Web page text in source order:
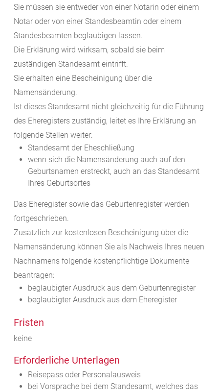
Sie müssen sie entweder von einer Notarin oder einem
Notar oder von einer Standesbeamtin oder einem
Standesbeamten beglaubigen lassen.
Die Erklärung wird wirksam, sobald sie beim
zuständigen Standesamt eintrifft.
Sie erhalten eine Bescheinigung über die
Namensänderung.
Ist dieses Standesamt nicht gleichzeitig für die Führung
des Eheregisters zuständig, leitet es Ihre Erklärung an
folgende Stellen weiter:
Standesamt der Eheschließung
wenn sich die Namensänderung auch auf den
Geburtsnamen erstreckt, auch an das Standesamt
Ihres Geburtsortes
Das Eheregister sowie das Geburtenregister werden
fortgeschrieben.
Zusätzlich zur kostenlosen Bescheinigung über die
Namensänderung können Sie als Nachweis Ihres neuen
Nachnamens folgende kostenpflichtige Dokumente
beantragen:
beglaubigter Ausdruck aus dem Geburtenregister
beglaubigter Ausdruck aus dem Eheregister
Fristen
keine
Erforderliche Unterlagen
Reisepass oder Personalausweis
bei Vorsprache bei dem Standesamt, welches das